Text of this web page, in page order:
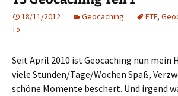
18/11/2012 Geocaching FTF,
T5
Seit April 2010 ist Geocaching nun mein
viele Stunden/Tage/Wochen Spaß,
schöne Momente beschert. Und irgend